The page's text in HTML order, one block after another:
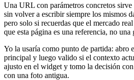
Una URL con parámetros concretos sirve
sin volver a escribir siempre los mismos
pero solo si recuerdas que el mercado
que esta página es una referencia, no una
Yo la usaría como punto de partida: abro
principal y luego valido si el contexto
ajusto en el widget y tomo la decisión
con una foto antigua.